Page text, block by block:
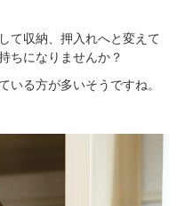
て収納、押入れへと変えて
ちになりませんか？
いる方が多いそうですね。